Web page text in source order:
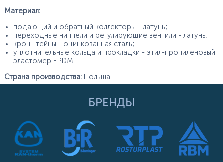
Материал:
подающий и обратный коллекторы - латунь;
переходные ниппели и регулирующие вентили - латунь;
кронштейны - оцинкованная сталь;
уплотнительные кольца и прокладки - этил-пропиленовый
эластомер EPDM.
Страна производства: Польша.
БРЕНДЫ